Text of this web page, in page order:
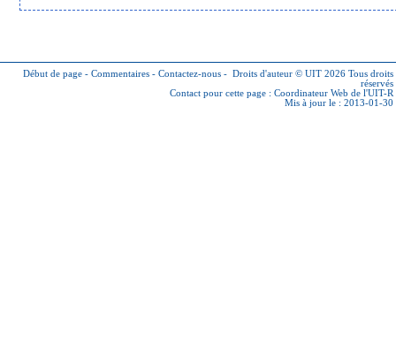
Début de page - Commentaires - Contactez-nous - Droits d'auteur © UIT 2026 Tous droits
réservés
Contact pour cette page : Coordinateur Web de l'UIT-R
Mis à jour le : 2013-01-30